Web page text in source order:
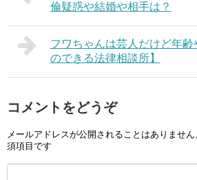
倫疑惑や結婚や相手は？
フワちゃんは芸人だけど年齢
のできる法律相談所】
コメントをどうぞ
メールアドレスが公開されることはありません
須項目です